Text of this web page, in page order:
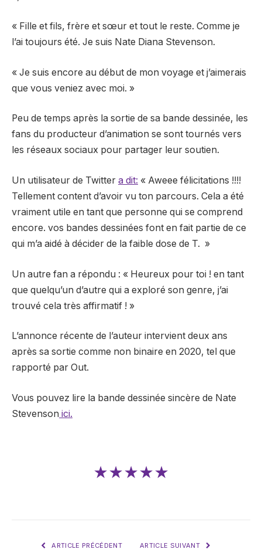
« Fille et fils, frère et sœur et tout le reste. Comme je
l’ai toujours été. Je suis Nate Diana Stevenson.
« Je suis encore au début de mon voyage et j’aimerais
que vous veniez avec moi. »
Peu de temps après la sortie de sa bande dessinée, les
fans du producteur d’animation se sont tournés vers
les réseaux sociaux pour partager leur soutien.
Un utilisateur de Twitter a dit: « Aweee félicitations !!!!
Tellement content d’avoir vu ton parcours. Cela a été
vraiment utile en tant que personne qui se comprend
encore. vos bandes dessinées font en fait partie de ce
qui m’a aidé à décider de la faible dose de T. »
Un autre fan a répondu : « Heureux pour toi ! en tant
que quelqu’un d’autre qui a exploré son genre, j’ai
trouvé cela très affirmatif ! »
L’annonce récente de l’auteur intervient deux ans
après sa sortie comme non binaire en 2020, tel que
rapporté par Out.
Vous pouvez lire la bande dessinée sincère de Nate
Stevenson ici.
★★★★★
ARTICLE PRÉCÉDENT ARTICLE SUIVANT